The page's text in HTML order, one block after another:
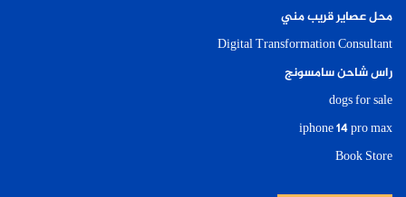
محل عصاير قريب مني
Digital Transformation Consultant
راس شاحن سامسونج
dogs for sale
iphone 14 pro max
Book Store